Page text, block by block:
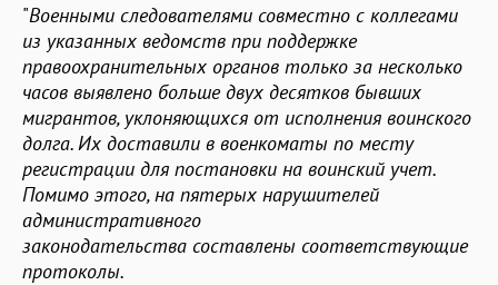
"Военными следователями совместно с коллегами
из указанных ведомств при поддержке
правоохранительных органов только за несколько
часов выявлено больше двух десятков бывших
мигрантов, уклоняющихся от исполнения воинского
долга. Их доставили в военкоматы по месту
регистрации для постановки на воинский учет.
Помимо этого, на пятерых нарушителей
административного
законодательства составлены соответствующие
протоколы.